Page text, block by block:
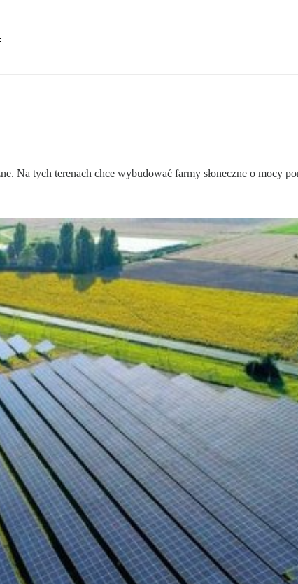
Na tych terenach chce wybudować farmy słoneczne o mocy